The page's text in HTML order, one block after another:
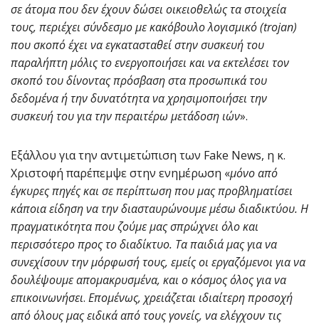
σε άτομα που δεν έχουν δώσει οικειοθελώς τα στοιχεία
τους, περιέχει σύνδεσμο με κακόβουλο λογισμικό (trojan)
που σκοπό έχει να εγκατασταθεί στην συσκευή του
παραλήπτη μόλις το ενεργοποιήσει και να εκτελέσει τον
σκοπό του δίνοντας πρόσβαση στα προσωπικά του
δεδομένα ή την δυνατότητα να χρησιμοποιήσει την
συσκευή του για την περαιτέρω μετάδοση ιών».
Εξάλλου για την αντιμετώπιση των Fake News, η κ.
Χριστοφή παρέπεμψε στην ενημέρωση «μόνο από
έγκυρες πηγές και σε περίπτωση που μας προβληματίσει
κάποια είδηση να την διασταυρώνουμε μέσω διαδικτύου. Η
πραγματικότητα που ζούμε μας σπρώχνει όλο και
περισσότερο προς το διαδίκτυο. Τα παιδιά μας για να
συνεχίσουν την μόρφωσή τους, εμείς οι εργαζόμενοι για να
δουλέψουμε απομακρυσμένα, και ο κόσμος όλος για να
επικοινωνήσει. Επομένως, χρειάζεται ιδιαίτερη προσοχή
από όλους μας ειδικά από τους γονείς, να ελέγχουν τις